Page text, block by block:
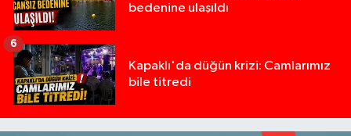
bedenine ulaşıldı
Kapaklı'da düğün krizi: Camlarımız
bile titredi
6